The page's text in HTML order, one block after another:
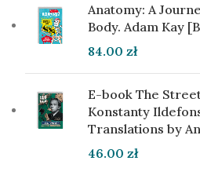
Anatomy: A
Body. Adam Kay
84.00 zł
E-book The
Konstanty
Translations by
46.00 zł